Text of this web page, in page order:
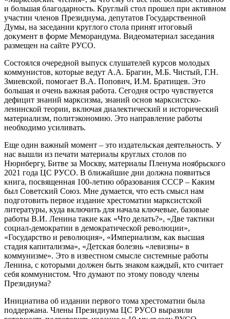
и большая благодарность. Круглый стол прошел при активном
участии членов Президиума, депутатов Государственной
Думы, на заседании круглого стола принят итоговый
документ в форме Меморандума. Видеоматериал заседания
размещен на сайте РУСО.
Состоялся очередной выпуск слушателей курсов молодых
коммунистов, которые ведут А.А. Брагин, М.Б. Чистый, Г.Н.
Змиевской, помогает В.А. Попович, И.М. Братищев. Это
большая и очень важная работа. Сегодня остро чувствуется
дефицит знаний марксизма, знаний основ марксистско-
ленинской теории, включая диалектический и исторический
материализм, политэкономию. Это направление работы
необходимо усиливать.
Еще один важный момент – это издательская деятельность. У
нас вышли из печати материалы круглых столов по
Нюрнбергу, Битве за Москву, материалы Пленума ноябрьского
2021 года ЦС РУСО. В ближайшие дни должна появиться
книга, посвященная 100-летию образования СССР – Каким
был Советский Союз. Мне думается, что есть смысл нам
подготовить первое издание хрестоматии марксистской
литературы, куда включить для начала ключевые, базовые
работы В.И. Ленина такие как «Что делать?», «Две тактики
социал-демократии в демократической революции»,
«Государство и революция», «Империализм, как высшая
стадия капитализма», «Детская болезнь «левизны» в
коммунизме». Это в известном смысле системные работы
Ленина, с которыми должен быть знаком каждый, кто считает
себя коммунистом. Что думают по этому поводу члены
Президиума?
Инициатива об издании первого тома хрестоматии была
поддержана. Члены Президиума ЦС РУСО выразили